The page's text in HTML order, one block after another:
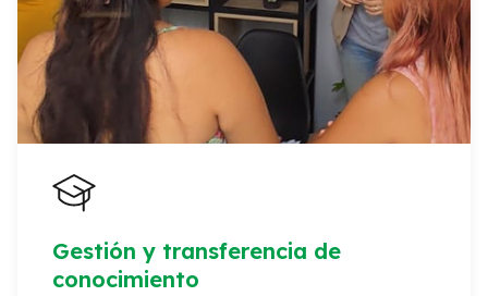
Gestión y transferencia de
conocimiento